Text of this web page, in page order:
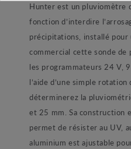
Hunter est un pluviomètre
fonction d’interdire
précipitations, installé
commercial cette sonde de
les programmateurs 24 V,
l’aide d’une simple
déterminerez la
et 25 mm. Sa construction
permet de résister au UV,
aluminium est ajustable